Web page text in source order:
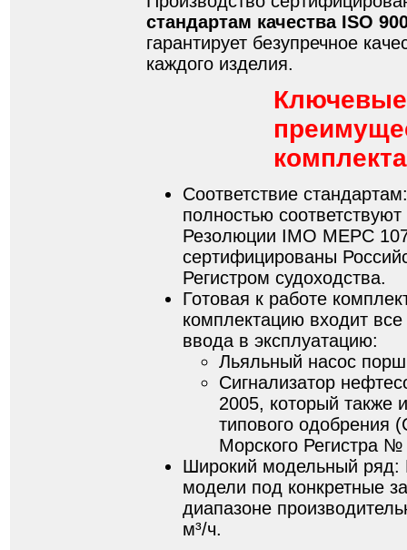
стандартам качества ISO
гарантирует безупречное
каждого изделия.
Ключевые
Соответствие
полностью
Резолюции IMO MEPC
сертифицированы
Регистром судоходства.
Готовая к работе
комплектацию входит
ввода в эксплуатацию:
Льяльный насос
Сигнализатор
2005, который также
типового одобрения
Морского Регистра
Широкий модельный ряд:
модели под конкретные
диапазоне
м³/ч.